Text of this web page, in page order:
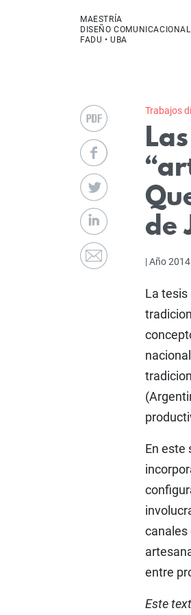
MAESTRÍA
DISEÑO COMUNICACIONAL
FADU • UBA
Trabajos
de
| Año 2014
La
En este
canales
entre
Este